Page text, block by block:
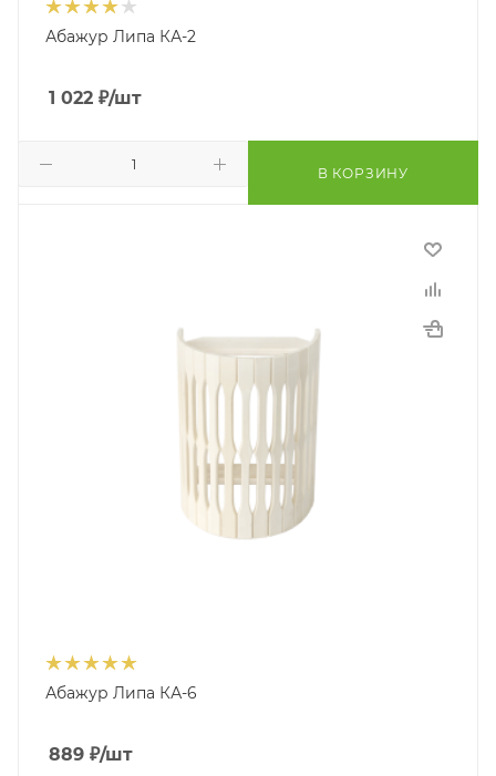
Абажур Липа КА-2
1 022 ₽/шт
В КОРЗИНУ
Абажур Липа КА-6
889 ₽/шт